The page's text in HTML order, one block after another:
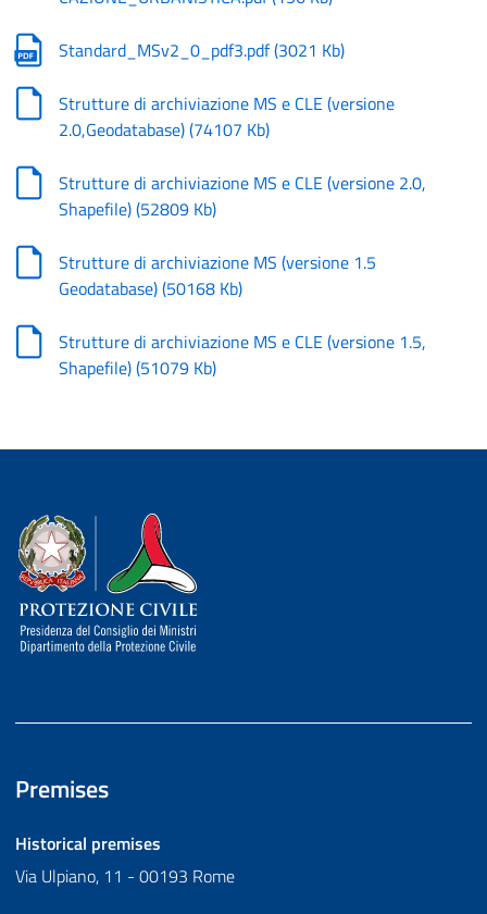
Standard_MSv2_0_pdf3.pdf(3021 Kb)
Strutture di archiviazione MS e CLE (versione
2.0,Geodatabase)(74107 Kb)
Strutture di archiviazione MS e CLE (versione 2.0,
Shapefile)(52809 Kb)
Strutture di archiviazione MS (versione 1.5
Geodatabase)(50168 Kb)
Strutture di archiviazione MS e CLE (versione 1.5,
Shapefile)(51079 Kb)
Dipartimento della Protezione Civile
Premises
Historical premises
Via Ulpiano, 11 - 00193 Rome